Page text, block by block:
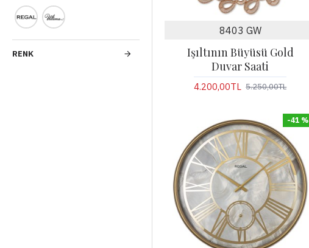
RENK
8403 GW
Işıltının Büyüsü Gold
Duvar Saati
4.200,00TL 5.250,00TL
-41 %